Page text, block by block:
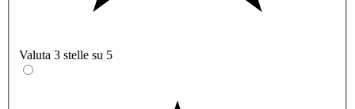
Valuta 3 stelle su 5